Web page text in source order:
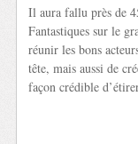
Il aura fallu près de
Fantastiques sur le
réunir les bons
tête, mais aussi de
façon crédible